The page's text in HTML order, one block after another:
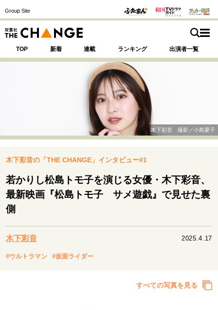
Group Site
TOP 新着 連載 ランキング 出演者一覧
注目の記事テーマで探す
運命を変えた出会い 決断の裏側
表現者の葛藤
人生が動いた日 10代の挫折と原点
セカンドキャリアの描き方
夢を掴む選択
木下彩音 撮影／小島愛子
木下彩音の「THE CHANGE」インタビュー#1
若かりし松島トモ子を演じる女優・木下彩音、
最新映画『松島トモ子 サメ遊戯』で見せた裏
側
木下彩音 2025.4.17
#ウルトラマン #仮面ライダー
すべての写真を見る